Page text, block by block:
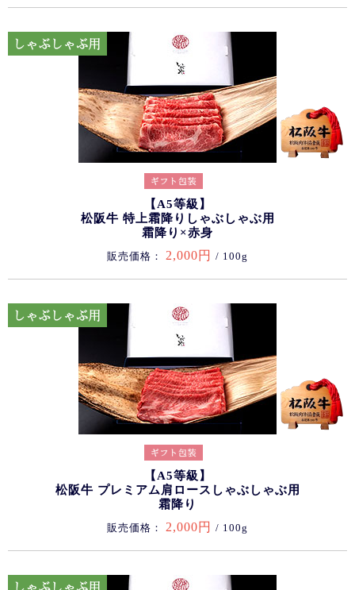
【A5等級】
松阪牛 特上霜降りしゃぶしゃぶ用
霜降り×赤身
販売価格： 2,000円 / 100g
【A5等級】
松阪牛 プレミアム肩ロースしゃぶしゃぶ用
霜降り
販売価格： 2,000円 / 100g